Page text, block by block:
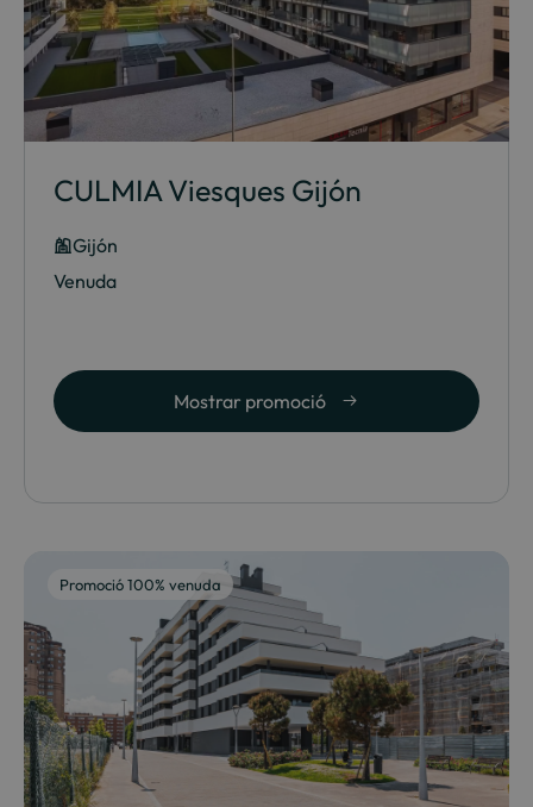
CULMIA Viesques Gijón
Gijón
Venuda
Mostrar promoció
Promoció 100% venuda